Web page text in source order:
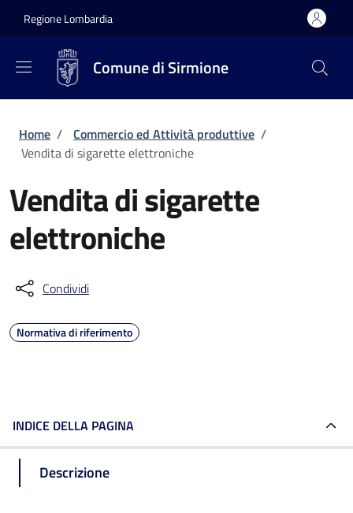
Regione Lombardia
Comune di Sirmione
Briciole di pane
Home / Commercio ed Attività produttive /
Vendita di sigarette elettroniche
Vendita di sigarette
elettroniche
Condividi
Normativa di riferimento
INDICE DELLA PAGINA
Descrizione